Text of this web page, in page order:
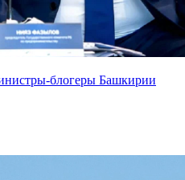
блогеры Башкирии